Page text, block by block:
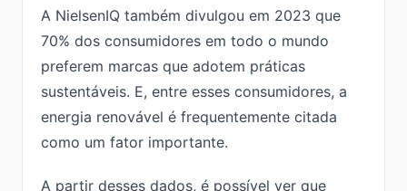
A NielsenIQ também divulgou em 2023 que
70% dos consumidores em todo o mundo
preferem marcas que adotem práticas
sustentáveis. E, entre esses consumidores, a
energia renovável é frequentemente citada
como um fator importante.
A partir desses dados, é possível ver que